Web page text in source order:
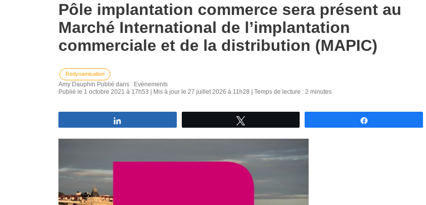
Pôle implantation commerce sera présent au
Marché International de l’implantation
commerciale et de la distribution (MAPIC)
Redynamisation
Amy Dauphin Publié dans : Evènements
Publié le 1 octobre 2021 à 17h53 | Mis à jour le 27 juillet 2026 à 11h28 | Temps de lecture : 2 minutes